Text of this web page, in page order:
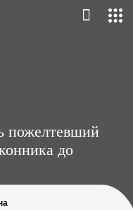
пожелтевший
до